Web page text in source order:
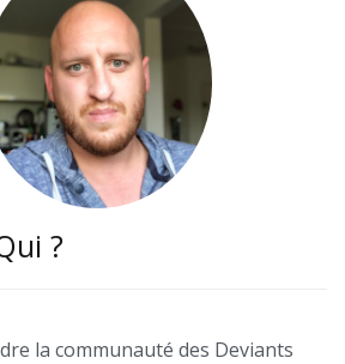
?
la communauté des Deviants